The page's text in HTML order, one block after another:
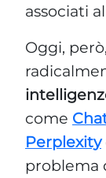
associati
Oggi,
come
Perplexity
problema